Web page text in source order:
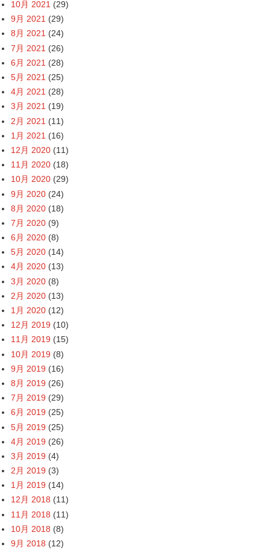
10月 2021 (29)
9月 2021 (29)
8月 2021 (24)
7月 2021 (26)
6月 2021 (28)
5月 2021 (25)
4月 2021 (28)
3月 2021 (19)
2月 2021 (11)
1月 2021 (16)
12月 2020 (11)
11月 2020 (18)
10月 2020 (29)
9月 2020 (24)
8月 2020 (18)
7月 2020 (9)
6月 2020 (8)
5月 2020 (14)
4月 2020 (13)
3月 2020 (8)
2月 2020 (13)
1月 2020 (12)
12月 2019 (10)
11月 2019 (15)
10月 2019 (8)
9月 2019 (16)
8月 2019 (26)
7月 2019 (29)
6月 2019 (25)
5月 2019 (25)
4月 2019 (26)
3月 2019 (4)
2月 2019 (3)
1月 2019 (14)
12月 2018 (11)
11月 2018 (11)
10月 2018 (8)
9月 2018 (12)